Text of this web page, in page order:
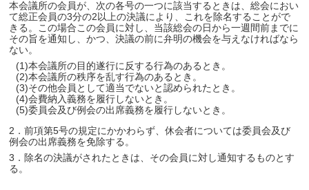
本会議所の会員が、次の各号の一つに該当するときは、総会におい
て総正会員の3分の2以上の決議により、これを除名することがで
きる。この場合この会員に対し、当該総会の日から一週間前までに
その旨を通知し、かつ、決議の前に弁明の機会を与えなければなら
ない。
(1)本会議所の目的遂行に反する行為のあるとき。
(2)本会議所の秩序を乱す行為のあるとき。
(3)その他会員として適当でないと認められたとき。
(4)会費納入義務を履行しないとき。
(5)委員会及び例会の出席義務を履行しないとき。
2．前項第5号の規定にかかわらず、休会者については委員会及び
例会の出席義務を免除する。
3．除名の決議がされたときは、その会員に対し通知するものとす
る。